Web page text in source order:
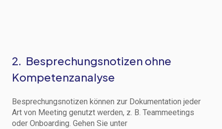
2. Besprechungsnotizen ohne
Kompetenzanalyse
Besprechungsnotizen können zur Dokumentation jeder
Art von Meeting genutzt werden, z. B. Teammeetings
oder Onboarding. Gehen Sie unter